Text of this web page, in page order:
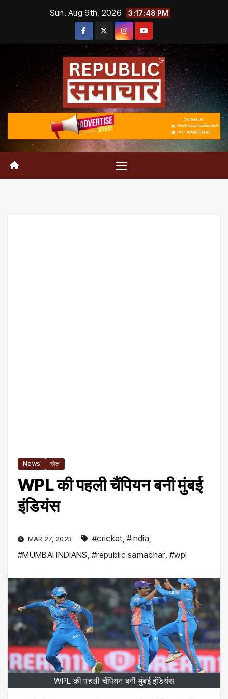
Sun. Aug 9th, 2026 3:17:49 PM
News खेल
WPL की पहली चैंपियन बनी मुंबई
इंडियंस
MAR 27, 2023 #cricket ,#india
#MUMBAI INDIANS ,#republic samachar,#wpl
WPL की पहली चैंपियन बनी मुंबई इंडियंस